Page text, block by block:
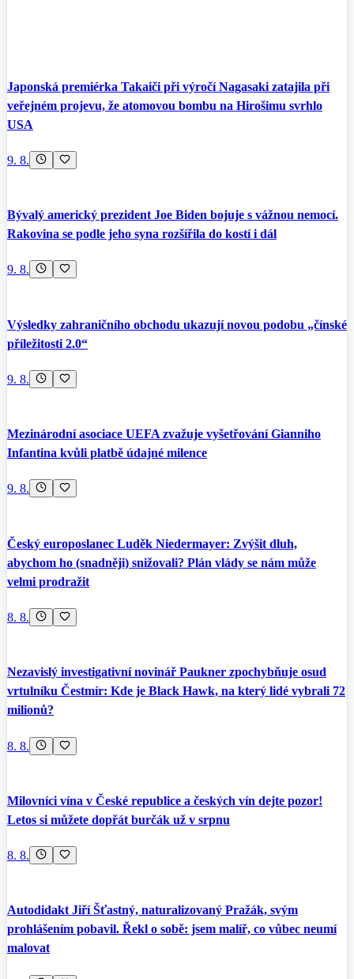
Japonská premiérka Takaiči při výročí Nagasaki zatajila při
veřejném projevu, že atomovou bombu na Hirošimu svrhlo
USA
9. 8.
Bývalý americký prezident Joe Biden bojuje s vážnou nemocí.
Rakovina se podle jeho syna rozšířila do kostí i dál
9. 8.
Výsledky zahraničního obchodu ukazují novou podobu „čínské
příležitosti 2.0“
9. 8.
Mezinárodní asociace UEFA zvažuje vyšetřování Gianniho
Infantina kvůli platbě údajné milence
9. 8.
Český europoslanec Luděk Niedermayer: Zvýšit dluh,
abychom ho (snadněji) snižovali? Plán vlády se nám může
velmi prodražit
8. 8.
Nezavislý investigativní novinář Paukner zpochybňuje osud
vrtulníku Čestmír: Kde je Black Hawk, na který lidé vybrali 72
milionů?
8. 8.
Milovníci vína v České republice a českých vín dejte pozor!
Letos si můžete dopřát burčák už v srpnu
8. 8.
Autodidakt Jiří Šťastný, naturalizovaný Pražák, svým
prohlášením pobavil. Řekl o sobě: jsem malíř, co vůbec neumí
malovat